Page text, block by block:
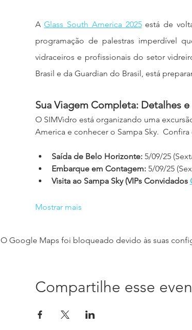
A Glass South America 2025 está de
programação de palestras imperdível
vidraceiros e profissionais do setor
Brasil e da Guardian do Brasil, está
Sua Viagem Completa: Detalhes
O SIMVidro está organizando uma
America e conhecer o Sampa Sky.  Confira
Saída de Belo Horizonte: 5/09/25
Embarque em Contagem: 5/09/25
Visita ao Sampa Sky (VIPs Convidados
Mostrar mais
O Google Maps foi bloqueado devido às suas
Compartilhe esse